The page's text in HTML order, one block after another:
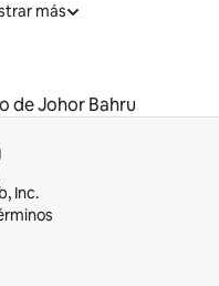
más
de Johor Bahru
Inc.